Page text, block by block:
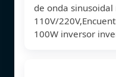
de onda
110V/
100W inversor